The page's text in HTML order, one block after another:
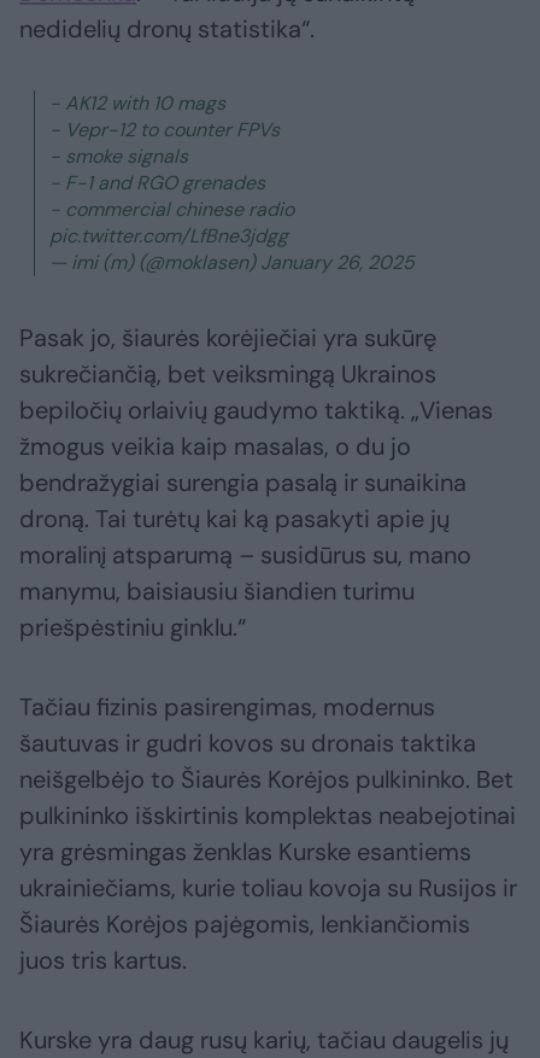
nedidelių dronų statistika“.
- AK12 with 10 mags
- Vepr-12 to counter FPVs
- smoke signals
- F-1 and RGO grenades
- commercial chinese radio
pic.twitter.com/LfBne3jdgg
— imi (m) (@moklasen)January 26, 2025
Pasak jo, šiaurės korėjiečiai yra sukūrę
sukrečiančią, bet veiksmingą Ukrainos
bepiločių orlaivių gaudymo taktiką. „Vienas
žmogus veikia kaip masalas, o du jo
bendražygiai surengia pasalą ir sunaikina
droną. Tai turėtų kai ką pasakyti apie jų
moralinį atsparumą – susidūrus su, mano
manymu, baisiausiu šiandien turimu
priešpėstiniu ginklu.“
Tačiau fizinis pasirengimas, modernus
šautuvas ir gudri kovos su dronais taktika
neišgelbėjo to Šiaurės Korėjos pulkininko. Bet
pulkininko išskirtinis komplektas neabejotinai
yra grėsmingas ženklas Kurske esantiems
ukrainiečiams, kurie toliau kovoja su Rusijos ir
Šiaurės Korėjos pajėgomis, lenkiančiomis
juos tris kartus.
Kurske yra daug rusų karių, tačiau daugelis jų